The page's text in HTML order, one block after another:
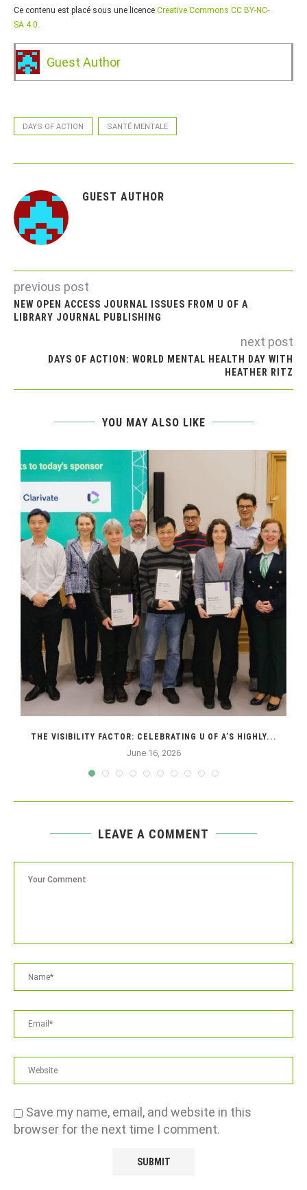
Ce contenu est placé sous une licence Creative Commons CC BY-NC-
SA 4.0.
Guest Author
DAYS OF ACTION SANTÉ MENTALE
GUEST AUTHOR
previous post
NEW OPEN ACCESS JOURNAL ISSUES FROM U OF A
LIBRARY JOURNAL PUBLISHING
next post
DAYS OF ACTION: WORLD MENTAL HEALTH DAY WITH
HEATHER RITZ
YOU MAY ALSO LIKE
THE VISIBILITY FACTOR: CELEBRATING U OF A’S HIGHLY...
June 16, 2026
LEAVE A COMMENT
Save my name, email, and website in this
browser for the next time I comment.